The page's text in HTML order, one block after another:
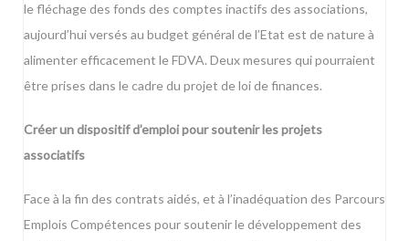
le fléchage des fonds des comptes inactifs des associations,
aujourd’hui versés au budget général de l’Etat est de nature à
alimenter efficacement le FDVA. Deux mesures qui pourraient
être prises dans le cadre du projet de loi de finances.
Créer un dispositif d’emploi pour soutenir les projets
associatifs
Face à la fin des contrats aidés, et à l’inadéquation des Parcours
Emplois Compétences pour soutenir le développement des